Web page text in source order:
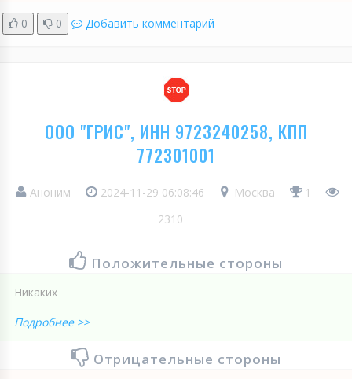
0 0 Добавить комментарий
ООО "ГРИС", ИНН 9723240258, КПП
772301001
Аноним 2024-11-29 06:08:46 Москва
1
2310
Положительные стороны
Никаких
Подробнее >>
Отрицательные стороны